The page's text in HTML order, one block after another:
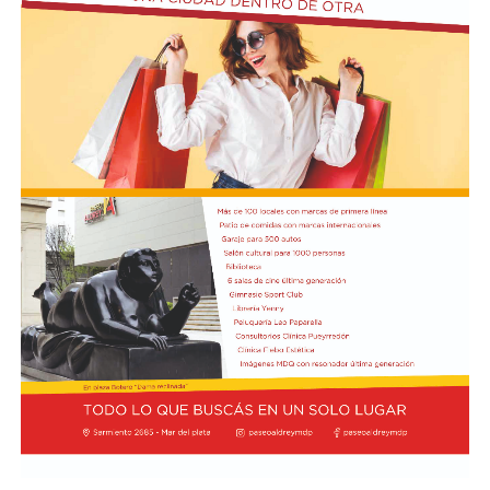
Finalmente, sostuvo que la intervención de la UNESCO
representa un respaldo internacional a los reclamos que
las comunidades costeras vienen realizando desde el
inicio del proyecto y expresó su expectativa de que el
pronunciamiento contribuya a una revisión más
profunda de sus impactos ambientales antes de que las
obras continúen. Radio Encuentro de Viedma
Según la denuncia, durante la manifestación de
organizaciones sociales, sindicales y políticas en las
inmediaciones del Senado, un grupo de manifestantes
arrojó piedras, escombros y otros objetos contundentes
contra los efectivos de las fuerzas federales de seguridad
apostados en el lugar, y que se rompieron baldosas y
bancos públicos para usarlos como proyectiles. También
se registraron daños en estructuras edilicias y en
vehículos policiales.
El Ministerio de Seguridad Nacional solicitó al juzgado
que ordene preservar los registros fílmicos de los
hechos, que se libre oficio al Gobierno porteño y al
Congreso para que informen la totalidad de los daños y
el perjuicio económico, y adelantó que se encuentra
evaluando aportar elementos de prueba adicionales